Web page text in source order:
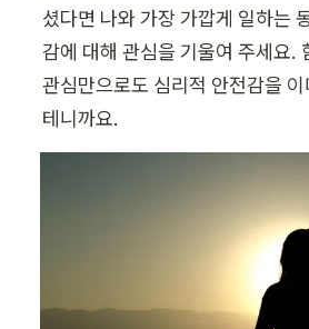
셨다면 나와 가장 가깝게 일하는
감에 대해 관심을 기울여 주세요.
관심만으로도 심리적 안전감을
테니까요.